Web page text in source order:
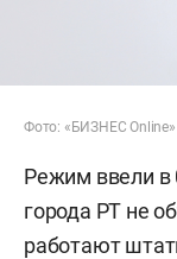
Фото: «БИЗНЕС Online»
Режим ввели в
города РТ не
работают